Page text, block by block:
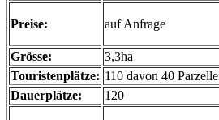
Preise: auf Anfrage
Grösse:
3,3ha
Touristenplätze: 110 davon 40
Dauerplätze:
120